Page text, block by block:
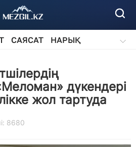
САЯСАТ
НАРЫҚ
дүкендері
жол тартуда
8680